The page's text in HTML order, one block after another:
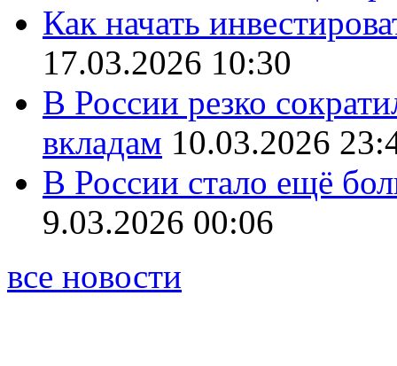
Как начать
17.03.2026 10:30
В России резко
вкладам 10.03.2026
В России стало ещё
9.03.2026 00:06
все новости